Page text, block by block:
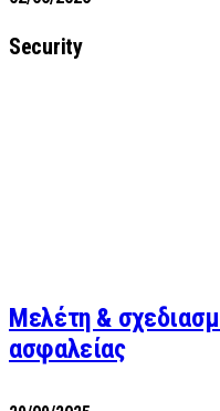
Security
Μελέτη &
ασφαλείας